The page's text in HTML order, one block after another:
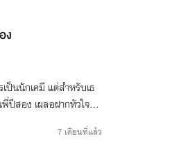
ง
เป็นนักเคมี แต่สำหรับเธ
สอง เผลอฝากหัวใจไว้
7 เดือนที่แล้ว